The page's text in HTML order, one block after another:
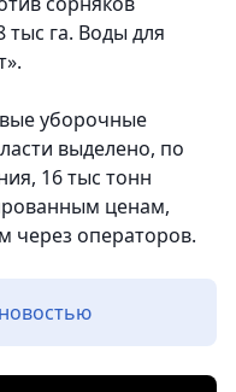
га. Воды для
уборочные
выделено, по
16 тыс тонн
ценам,
через операторов.